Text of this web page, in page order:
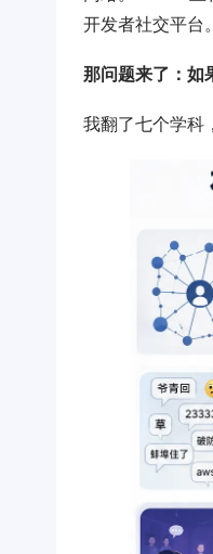
开发者社交平台
那问题来了：如
我翻了七个学科